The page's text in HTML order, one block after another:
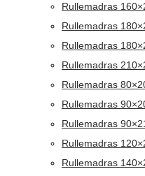
Rullemadras
Rullemadras
Rullemadras
Rullemadras
Rullemadras
Rullemadras
Rullemadras
Rullemadras
Rullemadras